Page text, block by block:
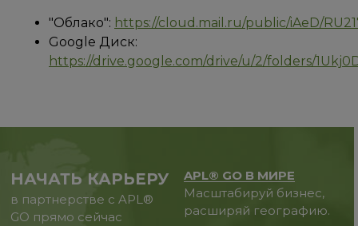
"Облако": https://cloud.mail.ru/public/iAeD/
Google Диск:
https://drive.google.com/drive/u/2/folders/
НАЧАТЬ КАРЬЕРУ
в партнерстве с APL®
GO прямо сейчас
APL® GO В МИРЕ
Масштабируй бизнес,
расширяй географию.